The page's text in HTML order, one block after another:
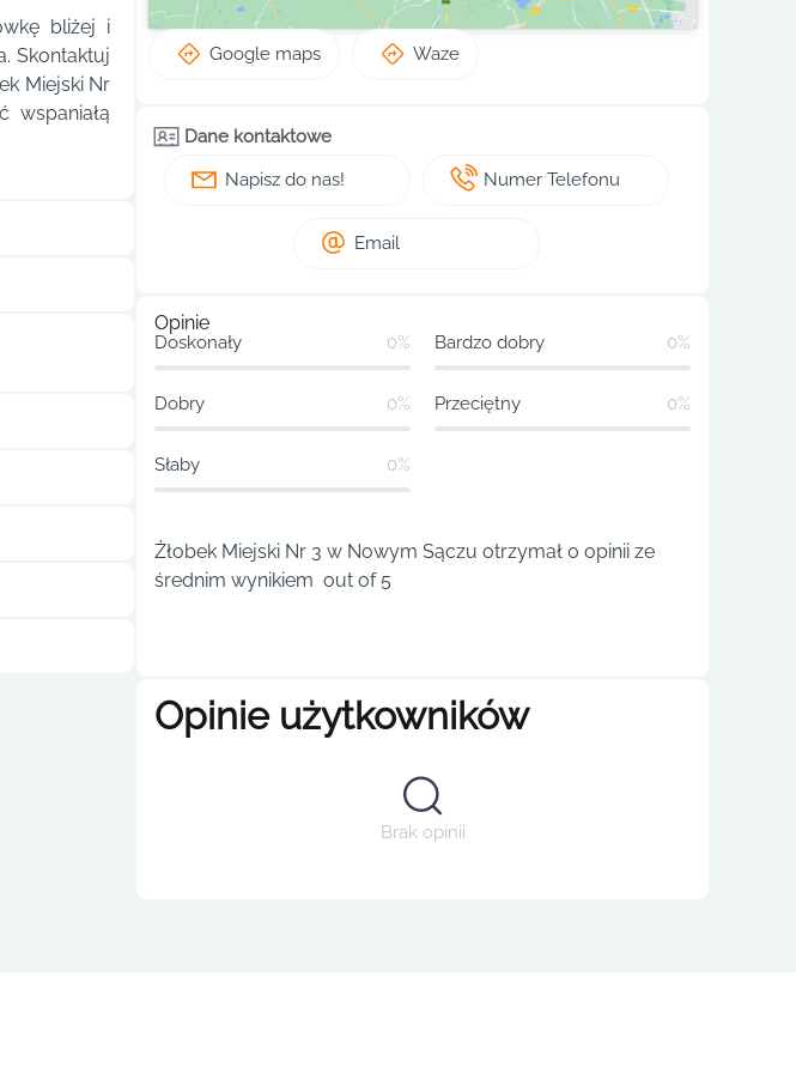
bliżej i
Skontaktuj
Miejski Nr
Google maps Waze
Dane kontaktowe
Napisz do nas!
Numer Telefonu
Email
Opinie
Doskonały 0% Bardzo dobry 0%
Dobry 0% Przeciętny 0%
Słaby 0%
Żłobek Miejski Nr 3 w Nowym Sączu otrzymał 0 opinii ze
średnim wynikiem out of 5
Opinie użytkowników
Brak opinii